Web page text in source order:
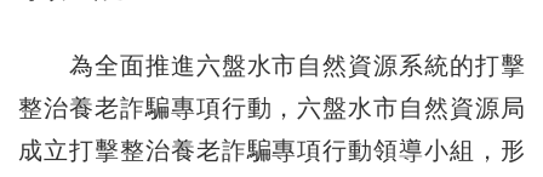
為全面推進六盤水市自然資源系統的打擊
整治養老詐騙專項行動，六盤水市自然資源局
成立打擊整治養老詐騙專項行動領導小組，形